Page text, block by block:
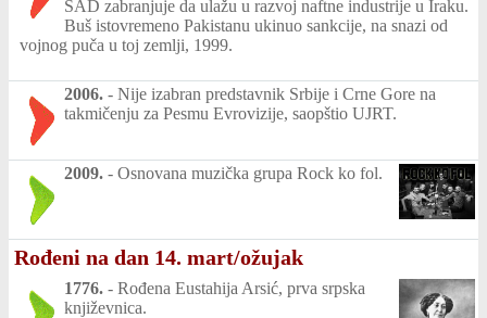
SAD zabranjuje da ulažu u razvoj naftne industrije u Iraku.
Buš istovremeno Pakistanu ukinuo sankcije, na snazi od
vojnog puča u toj zemlji, 1999.
2006. - Nije izabran predstavnik Srbije i Crne Gore na
takmičenju za Pesmu Evrovizije, saopštio UJRT.
2009. - Osnovana muzička grupa Rock ko fol.
Rođeni na dan 14. mart/ožujak
1776. - Rođena Eustahija Arsić, prva srpska
književnica.